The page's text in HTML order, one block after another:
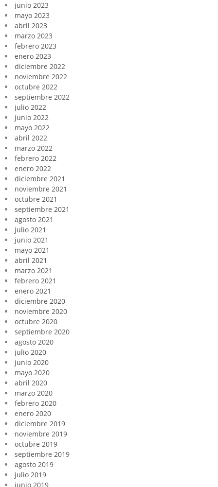
junio 2023
mayo 2023
abril 2023
marzo 2023
febrero 2023
enero 2023
diciembre 2022
noviembre 2022
octubre 2022
septiembre 2022
julio 2022
junio 2022
mayo 2022
abril 2022
marzo 2022
febrero 2022
enero 2022
diciembre 2021
noviembre 2021
octubre 2021
septiembre 2021
agosto 2021
julio 2021
junio 2021
mayo 2021
abril 2021
marzo 2021
febrero 2021
enero 2021
diciembre 2020
noviembre 2020
octubre 2020
septiembre 2020
agosto 2020
julio 2020
junio 2020
mayo 2020
abril 2020
marzo 2020
febrero 2020
enero 2020
diciembre 2019
noviembre 2019
octubre 2019
septiembre 2019
agosto 2019
julio 2019
junio 2019